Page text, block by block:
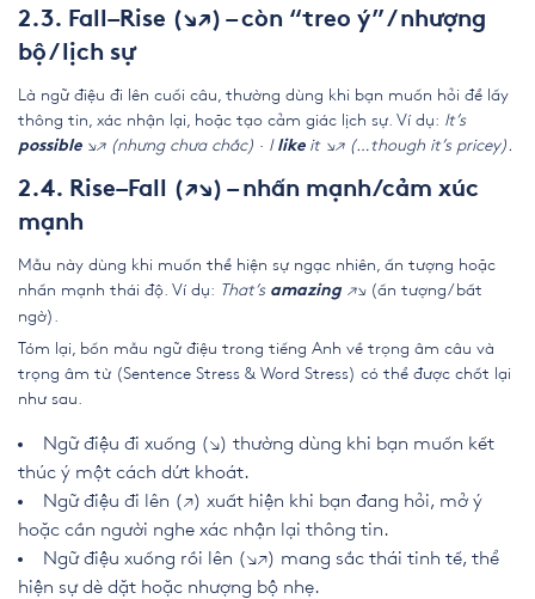
2.3. Fall–Rise (↘↗) – còn “treo ý” / nhượng
bộ / lịch sự
Là ngữ điệu đi lên cuối câu, thường dùng khi bạn muốn hỏi để lấy
thông tin, xác nhận lại, hoặc tạo cảm giác lịch sự. Ví dụ: It’s
possible↘↗ (nhưng chưa chắc) · I likeit ↘↗ (…though it’s pricey).
2.4. Rise–Fall (↗↘) – nhấn mạnh/cảm xúc
mạnh
Mẫu này dùng khi muốn thể hiện sự ngạc nhiên, ấn tượng hoặc
nhấn mạnh thái độ. Ví dụ:
That’s amazing↗↘(ấn tượng/bất
ngờ).
Tóm lại, bốn mẫu ngữ điệu trong tiếng Anh về trọng âm câu và
trọng âm từ (Sentence Stress & Word Stress) có thể được chốt lại
như sau.
Ngữ điệu đi xuống (↘) thường dùng khi bạn muốn kết
thúc ý một cách dứt khoát.
Ngữ điệu đi lên (↗) xuất hiện khi bạn đang hỏi, mở ý
hoặc cần người nghe xác nhận lại thông tin.
Ngữ điệu xuống rồi lên (↘↗) mang sắc thái tinh tế, thể
hiện sự dè dặt hoặc nhượng bộ nhẹ.